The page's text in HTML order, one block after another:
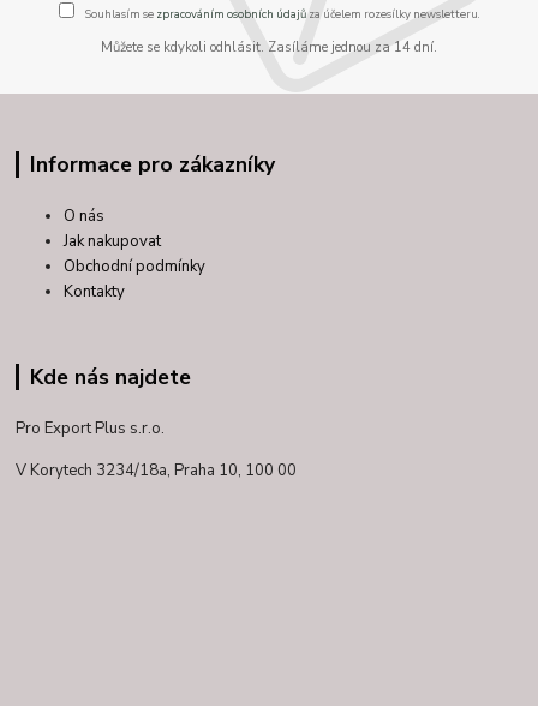
Souhlasím se zpracováním osobních údajůza účelem rozesílky newsletteru.
Můžete se kdykoli odhlásit. Zasíláme jednou za 14 dní.
Informace pro zákazníky
O nás
Jak nakupovat
Obchodní podmínky
Kontakty
Kde nás najdete
Pro Export Plus s.r.o.
V Korytech 3234/18a, Praha 10, 100 00